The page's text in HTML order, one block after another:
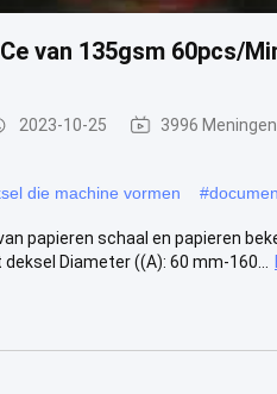
van 135gsm 60pcs/
2023-10-25 3996 Meningen
die machine vormen #
papieren schaal en papieren
Diameter ((A): 60 mm-160...